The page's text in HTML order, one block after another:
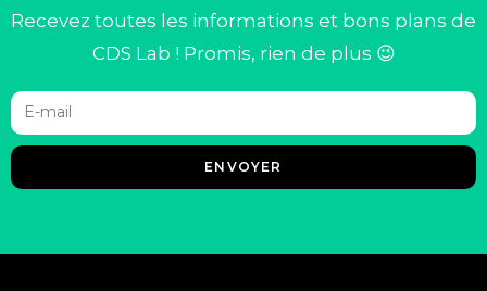
Recevez toutes les informations et bons plans de
CDS Lab ! Promis, rien de plus 😉
ENVOYER